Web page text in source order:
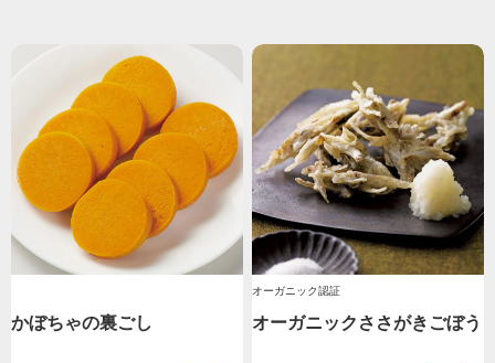
かぼちゃの裏ごし
オーガニック認証
オーガニックささがきごぼう